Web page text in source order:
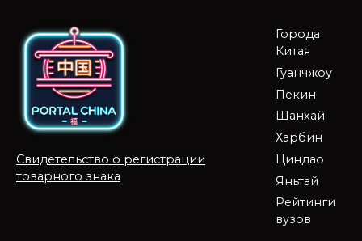
Свидетельство о регистрации
товарного знака
Города
Китая
Гуанчжоу
Пекин
Шанхай
Харбин
Циндао
Яньтай
Рейтинги
вузов